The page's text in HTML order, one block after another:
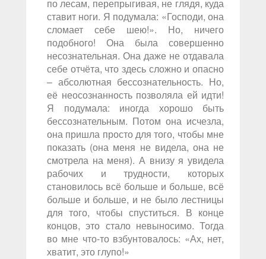
по лесам, перепрыгивая, не глядя, куда
ставит ноги. Я подумала: «Господи, она
сломает себе шею!». Но, ничего
подобного! Она была совершенно
несознательная. Она даже не отдавала
себе отчёта, что здесь сложно и опасно
– абсолютная бессознательность. Но,
её неосознанность позволяла ей идти!
Я подумала: иногда хорошо быть
бессознательным. Потом она исчезла,
она пришла просто для того, чтобы мне
показать (она меня не видела, она не
смотрела на меня). А внизу я увидела
рабочих и трудности, которых
становилось всё больше и больше, всё
больше и больше, и не было лестницы
для того, чтобы спуститься. В конце
концов, это стало невыносимо. Тогда
во мне что-то взбунтовалось: «Ах, нет,
хватит, это глупо!»